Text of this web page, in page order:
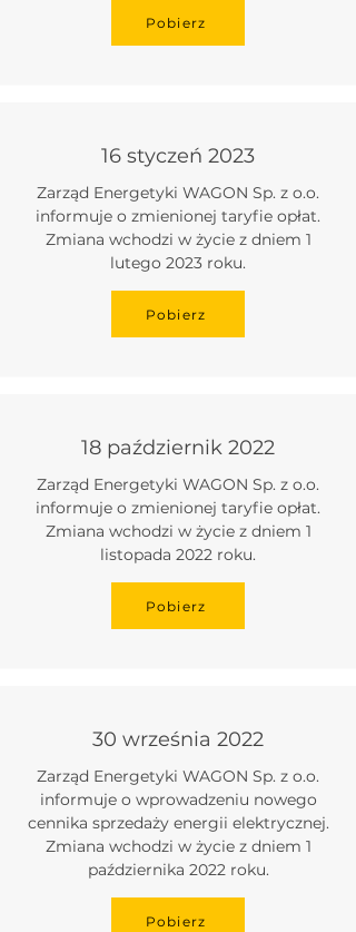
Pobierz
16 styczeń 2023
Zarząd Energetyki WAGON Sp. z o.o.
informuje o zmienionej taryfie opłat.
Zmiana wchodzi w życie z dniem 1
lutego 2023 roku.
Pobierz
18 październik 2022
Zarząd Energetyki WAGON Sp. z o.o.
informuje o zmienionej taryfie opłat.
Zmiana wchodzi w życie z dniem 1
listopada 2022 roku.
Pobierz
30 września 2022
Zarząd Energetyki WAGON Sp. z o.o.
informuje o wprowadzeniu nowego
cennika sprzedaży energii elektrycznej.
Zmiana wchodzi w życie z dniem 1
października 2022 roku.
Pobierz